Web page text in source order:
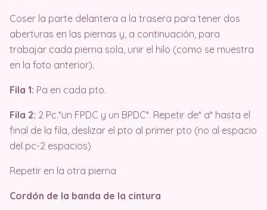
Coser la parte delantera a la trasera para tener dos
aberturas en las piernas y, a continuación, para
trabajar cada pierna sola, unir el hilo (como se muestra
en la foto anterior).
Fila 1: Pa en cada pto.
Fila 2: 2 Pc.*un FPDC y un BPDC*. Repetir de* a* hasta el
final de la fila, deslizar el pto al primer pto (no al espacio
del pc-2 espacios)
Repetir en la otra pierna
Cordón de la banda de la cintura